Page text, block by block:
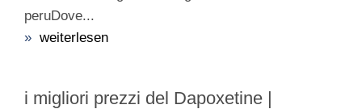
peruDove...
» weiterlesen
i migliori prezzi del Dapoxetine |